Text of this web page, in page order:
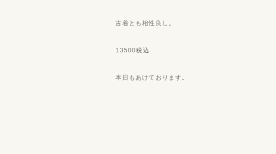
古着とも相性良し。
13500税込
本日もあけております。